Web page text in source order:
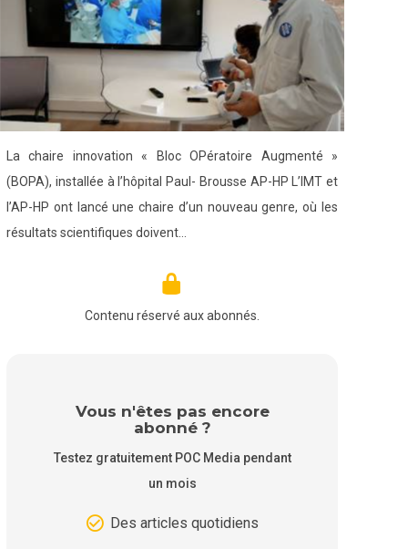
La chaire innovation « Bloc OPératoire Augmenté »
(BOPA), installée à l’hôpital Paul- Brousse AP-HP L’IMT et
l’AP-HP ont lancé une chaire d’un nouveau genre, où les
résultats scientifiques doivent…
Contenu réservé aux abonnés.
Vous n'êtes pas encore
abonné ?
Testez gratuitement POC Media pendant
un mois
Des articles quotidiens